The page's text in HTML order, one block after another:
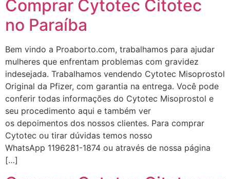
Comprar Cytotec Citotec
no Paraíba
Bem vindo a Proaborto.com, trabalhamos para ajudar
mulheres que enfrentam problemas com gravidez
indesejada. Trabalhamos vendendo Cytotec Misoprostol
Original da Pfizer, com garantia na entrega. Você pode
conferir todas informações do Cytotec Misoprostol e
seu procedimento aqui e também ver
os depoimentos dos nossos clientes. Para comprar
Cytotec ou tirar dúvidas temos nosso
WhatsApp 1196281-1874 ou através de nossa página
[…]